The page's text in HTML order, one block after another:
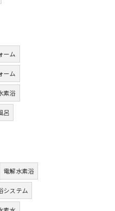
ーム
ーム
素浴
呂
電解水素浴
システム